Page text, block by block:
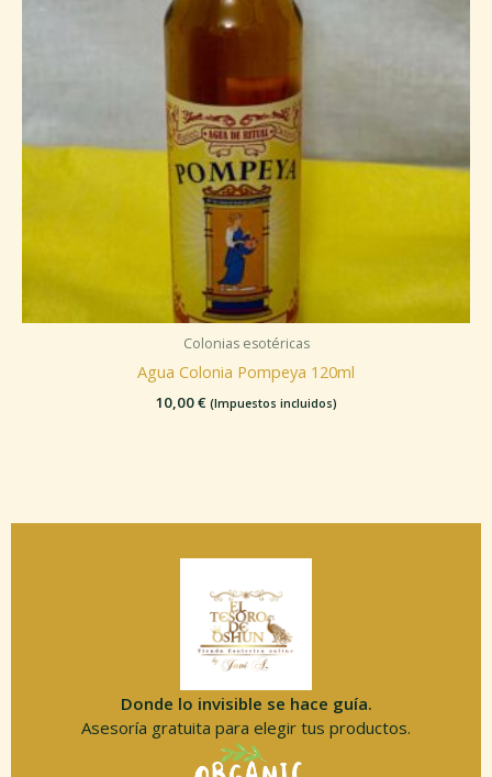
Colonias esotéricas
Agua Colonia Pompeya 120ml
10,00€ (Impuestos incluidos)
Donde lo invisible se hace guía.
Asesoría gratuita para elegir tus productos.